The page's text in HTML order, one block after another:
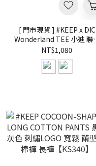
[ 門市現貨 ] #KEEP x DIC
Wonderland TEE 小迪 聯名
款 白色 黑色 雲朵 兔兔 夢境
短TEE【KS344】
NT$1,080